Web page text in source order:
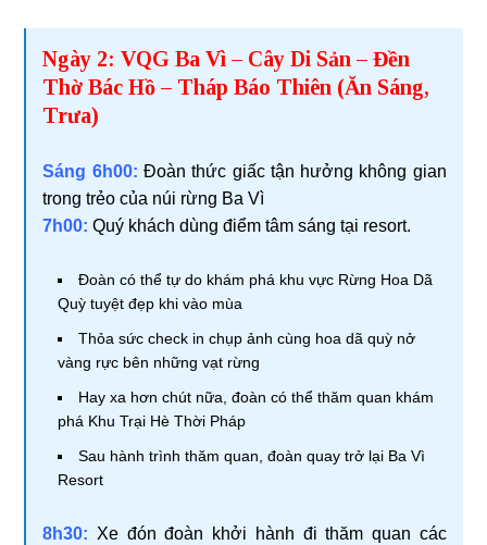
Ngày 2: VQG Ba Vì – Cây Di Sản – Đền
Thờ Bác Hồ – Tháp Báo Thiên (Ăn Sáng,
Trưa)
Sáng 6h00: Đoàn thức giấc tận hưởng không gian
trong trẻo của núi rừng Ba Vì
7h00: Quý khách dùng điểm tâm sáng tại resort.
Đoàn có thể tự do khám phá khu vực Rừng Hoa Dã
Quỳ tuyệt đẹp khi vào mùa
Thỏa sức check in chụp ảnh cùng hoa dã quỳ nở
vàng rực bên những vạt rừng
Hay xa hơn chút nữa, đoàn có thể thăm quan khám
phá Khu Trại Hè Thời Pháp
Sau hành trình thăm quan, đoàn quay trở lại Ba Vì
Resort
8h30: Xe đón đoàn khởi hành đi thăm quan các